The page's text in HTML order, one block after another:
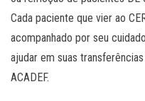
Cada paciente que vier ao
acompanhado por seu
ajudar em suas
ACADEF.